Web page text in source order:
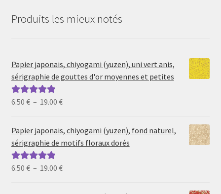
Produits les mieux notés
Papier japonais, chiyogami (yuzen), uni vert anis,
sérigraphie de gouttes d'or moyennes et petites
Note5.00sur
6.50 € – 19.00 €Plage
prix :
6.50 €
Papier japonais, chiyogami (yuzen), fond naturel,
sérigraphie de motifs floraux dorés
Note5.00sur
6.50 € – 19.00 €Plage